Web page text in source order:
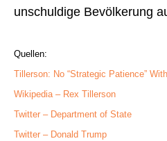
unschuldige Bevölkerung
Quellen:
Tillerson: No “Strategic Patience”
Wikipedia – Rex Tillerson
Twitter – Department of State
Twitter – Donald Trump